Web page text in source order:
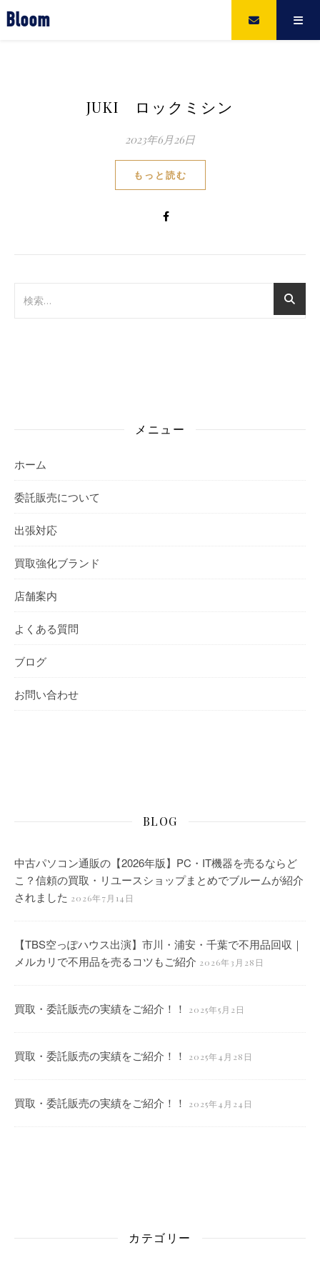
Bloom
JUKI ロックミシン
2023年6月26日
もっと読む
メニュー
ホーム
委託販売について
出張対応
買取強化ブランド
店舗案内
よくある質問
ブログ
お問い合わせ
BLOG
中古パソコン通販の【2026年版】PC・IT機器を売るならど
こ？信頼の買取・リユースショップまとめでブルームが紹介
されました 2026年7月14日
【TBS空っぽハウス出演】市川・浦安・千葉で不用品回収｜
メルカリで不用品を売るコツもご紹介 2026年3月28日
買取・委託販売の実績をご紹介！！ 2025年5月2日
買取・委託販売の実績をご紹介！！ 2025年4月28日
買取・委託販売の実績をご紹介！！ 2025年4月24日
カテゴリー